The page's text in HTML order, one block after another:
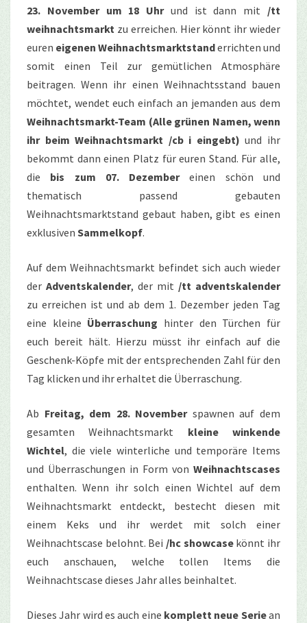
23. November um 18 Uhrund ist dann mit /tt
weihnachtsmarkt zu erreichen. Hier könnt ihr wieder
euren eigenen Weihnachtsmarktstanderrichten und
somit einen Teil zur gemütlichen Atmosphäre
beitragen. Wenn ihr einen Weihnachtsstand bauen
möchtet, wendet euch einfach an jemanden aus dem
Weihnachtsmarkt-Team (Alle grünen Namen, wenn
ihr beim Weihnachtsmarkt /cb i eingebt) und ihr
bekommt dann einen Platz für euren Stand. Für alle,
die bis zum 07. Dezembereinen schön und
thematisch passend gebauten
Weihnachtsmarktstand gebaut haben, gibt es einen
exklusiven Sammelkopf.
Auf dem Weihnachtsmarkt befindet sich auch wieder
der Adventskalender, der mit /tt adventskalender
zu erreichen ist und ab dem 1. Dezember jeden Tag
eine kleine Überraschung hinter den Türchen für
euch bereit hält. Hierzu müsst ihr einfach auf die
Geschenk-Köpfe mit der entsprechenden Zahl für den
Tag klicken und ihr erhaltet die Überraschung.
Ab Freitag, dem 28. Novemberspawnen auf dem
gesamten Weihnachtsmarkt kleine winkende
Wichtel, die viele winterliche und temporäre Items
und Überraschungen in Form von Weihnachtscases
enthalten. Wenn ihr solch einen Wichtel auf dem
Weihnachtsmarkt entdeckt, bestecht diesen mit
einem Keks und ihr werdet mit solch einer
Weihnachtscase belohnt. Bei /hc showcasekönnt ihr
euch anschauen, welche tollen Items die
Weihnachtscase dieses Jahr alles beinhaltet.
Dieses Jahr wird es auch eine komplett neue Seriean